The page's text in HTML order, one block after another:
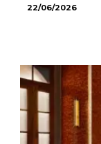
22/06/2026